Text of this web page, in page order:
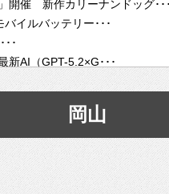
開催 新作カリーナンドッグ･･･
イルバッテリー･･･
･･
新AI（GPT-5.2×G･･･
Luma Ultra･･･
ステム、”自分が今話し･･･
て、想いを渡す」 TE･･･
岡山